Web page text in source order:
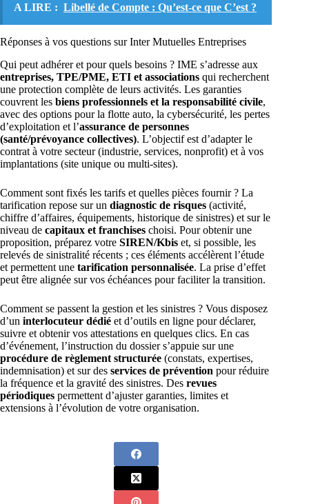
A LIRE : Libellé de Compte : Qu’est-ce que C’est ?
Réponses à vos questions sur Inter Mutuelles Entreprises
Qui peut adhérer et pour quels besoins ? IME s’adresse aux
entreprises, TPE/PME, ETI et associations qui recherchent
une protection complète de leurs activités. Les garanties
couvrent les biens professionnels et la responsabilité civile,
avec des options pour la flotte auto, la cybersécurité, les pertes
d’exploitation et l’assurance de personnes
(santé/prévoyance collectives). L’objectif est d’adapter le
contrat à votre secteur (industrie, services, nonprofit) et à vos
implantations (site unique ou multi-sites).
Comment sont fixés les tarifs et quelles pièces fournir ? La
tarification repose sur un diagnostic de risques (activité,
chiffre d’affaires, équipements, historique de sinistres) et sur le
niveau de capitaux et franchises choisi. Pour obtenir une
proposition, préparez votre SIREN/Kbis et, si possible, les
relevés de sinistralité récents ; ces éléments accélèrent l’étude
et permettent une tarification personnalisée. La prise d’effet
peut être alignée sur vos échéances pour faciliter la transition.
Comment se passent la gestion et les sinistres ? Vous disposez
d’un interlocuteur dédié et d’outils en ligne pour déclarer,
suivre et obtenir vos attestations en quelques clics. En cas
d’événement, l’instruction du dossier s’appuie sur une
procédure de règlement structurée (constats, expertises,
indemnisation) et sur des services de prévention pour réduire
la fréquence et la gravité des sinistres. Des revues
périodiques permettent d’ajuster garanties, limites et
extensions à l’évolution de votre organisation.